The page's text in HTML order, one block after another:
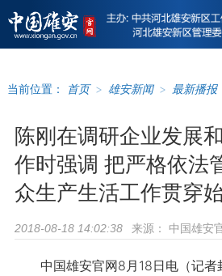
当前位置： 首页 > 雄安新闻 > 最新播报
陈刚在调研企业发展
作时强调 把严格依法
众生产生活工作贯穿
2018-08-18 14:02:38 来源： 中国雄安
中国雄安官网8月18日电（记者